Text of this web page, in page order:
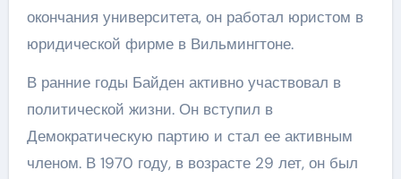
окончания университета, он работал юристом в
юридической фирме в Вильмингтоне.
В ранние годы Байден активно участвовал в
политической жизни. Он вступил в
Демократическую партию и стал ее активным
членом. В 1970 году, в возрасте 29 лет, он был